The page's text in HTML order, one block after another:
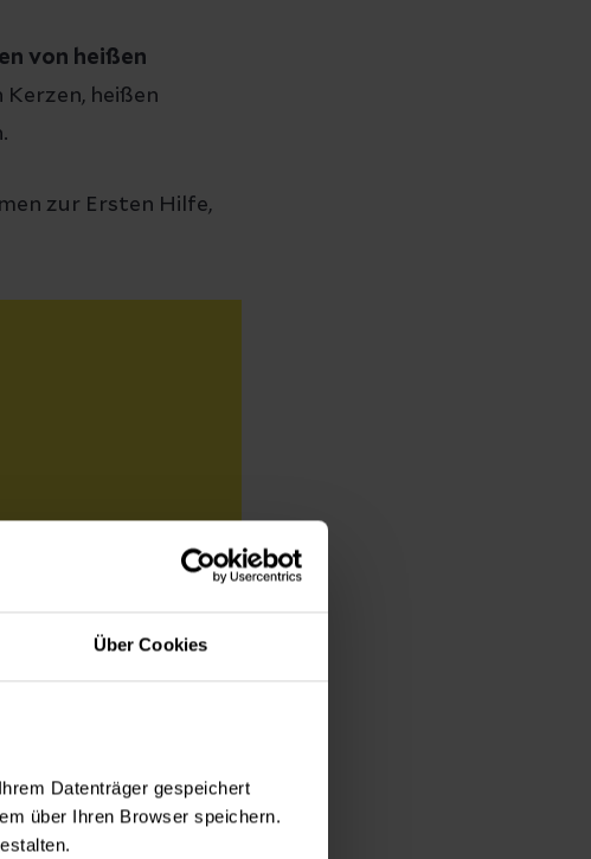
Über Cookies
Datenträger gespeichert
über Ihren Browser speichern.
von heißen
heißen
zur Ersten Hilfe,
dicken Decke oder
darf dieser
Kleidung